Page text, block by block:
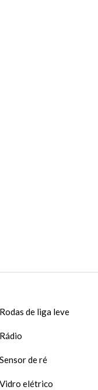
Rodas de liga leve
Rádio
Sensor de ré
Vidro elétrico